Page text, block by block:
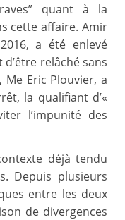
quant à la
cette affaire. Amir
a été enlevé
relâché sans
Me Eric Plouvier, a
la qualifiant d’«
l’impunité des
déjà tendu
Depuis plusieurs
entre les deux
de divergences